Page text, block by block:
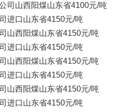
司 山西阳煤山东省4100元/吨
进口山东省4150元/吨
山西阳煤山东省4150元/吨
进口山东省4150元/吨
山西阳煤山东省4150元/吨
进口山东省4150元/吨
山西阳煤山东省4150元/吨
进口山东省4150元/吨